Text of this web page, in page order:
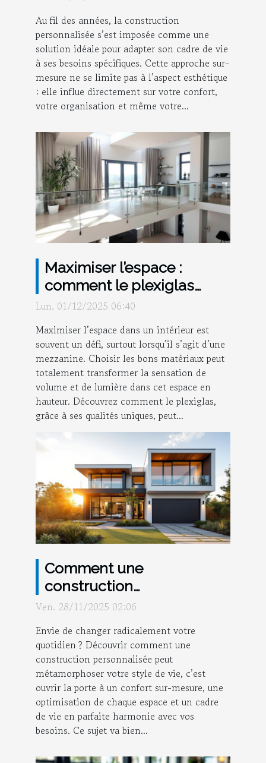
quotidien ?
Au fil des années, la construction
personnalisée s’est imposée comme une
solution idéale pour adapter son cadre de vie
à ses besoins spécifiques. Cette approche sur-
mesure ne se limite pas à l’aspect esthétique
: elle influe directement sur votre confort,
votre organisation et même votre...
Maximiser l’espace :
comment le plexiglas
transforme votre
mezzanine ?
Lun. 01/12/2025 06:40
Maximiser l’espace dans un intérieur est
souvent un défi, surtout lorsqu’il s’agit d’une
mezzanine. Choisir les bons matériaux peut
totalement transformer la sensation de
volume et de lumière dans cet espace en
hauteur. Découvrez comment le plexiglas,
grâce à ses qualités uniques, peut...
Comment une
construction
personnalisée peut
vie ?
Ven. 28/11/2025 02:06
Envie de changer radicalement votre
quotidien ? Découvrir comment une
construction personnalisée peut
métamorphoser votre style de vie, c’est
ouvrir la porte à un confort sur-mesure, une
optimisation de chaque espace et un cadre
de vie en parfaite harmonie avec vos
besoins. Ce sujet va bien...